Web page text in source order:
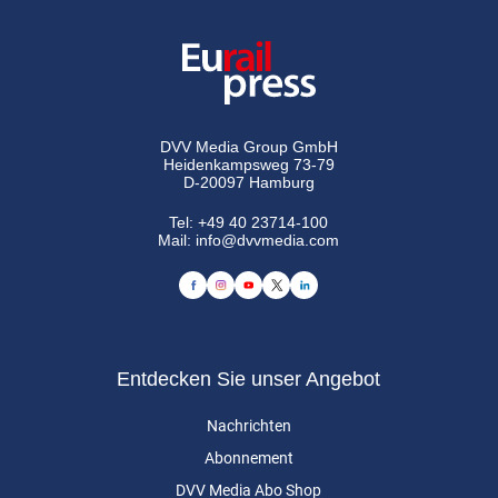
DVV Media Group GmbH
Heidenkampsweg 73-79
D-20097 Hamburg
Tel:+49 40 23714-100
Mail: info@dvvmedia.com
Entdecken Sie unser Angebot
Nachrichten
Abonnement
DVV Media Abo Shop